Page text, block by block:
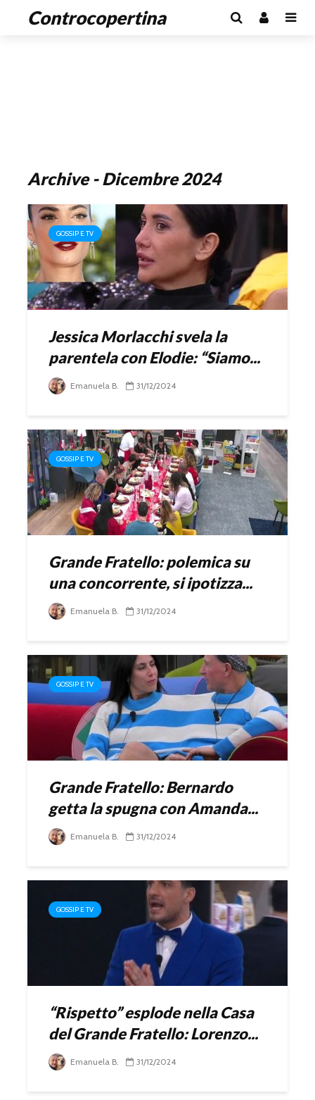
Controcopertina
Archive - Dicembre 2024
GOSSIP E TV
Jessica Morlacchi svela la
parentela con Elodie: “Siamo...
Emanuela B. 31/12/2024
GOSSIP E TV
Grande Fratello: polemica su
una concorrente, si ipotizza...
Emanuela B. 31/12/2024
GOSSIP E TV
Grande Fratello: Bernardo
getta la spugna con Amanda...
Emanuela B. 31/12/2024
GOSSIP E TV
“Rispetto” esplode nella Casa
del Grande Fratello: Lorenzo...
Emanuela B. 31/12/2024